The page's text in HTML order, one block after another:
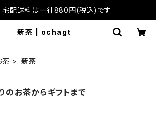
配送料は一律880円(税込)です
新茶 | ochagt
茶 新茶
のお茶からギフトまで